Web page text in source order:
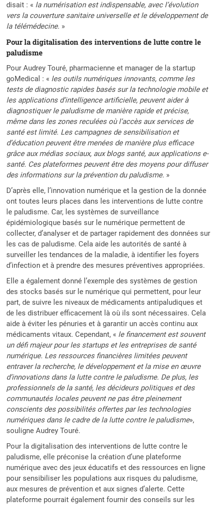
disait : « la numérisation est indispensable, avec l’évolution
vers la couverture sanitaire universelle et le développement de
la télémédecine. »
Pour la digitalisation des interventions de lutte contre le
paludisme
Pour Audrey Touré, pharmacienne et manager de la startup
goMedical : « les outils numériques innovants, comme les
tests de diagnostic rapides basés sur la technologie mobile et
les applications d’intelligence artificielle, peuvent aider à
diagnostiquer le paludisme de manière rapide et précise,
même dans les zones reculées où l’accès aux services de
santé est limité. Les campagnes de sensibilisation et
d’éducation peuvent être menées de manière plus efficace
grâce aux médias sociaux, aux blogs santé, aux applications e-
santé. Ces plateformes peuvent être des moyens pour diffuser
des informations sur la prévention du paludisme. »
D’après elle, l’innovation numérique et la gestion de la donnée
ont toutes leurs places dans les interventions de lutte contre
le paludisme. Car, les systèmes de surveillance
épidémiologique basés sur le numérique permettent de
collecter, d’analyser et de partager rapidement des données sur
les cas de paludisme. Cela aide les autorités de santé à
surveiller les tendances de la maladie, à identifier les foyers
d’infection et à prendre des mesures préventives appropriées.
Elle a également donné l’exemple des systèmes de gestion
des stocks basés sur le numérique qui permettent, pour leur
part, de suivre les niveaux de médicaments antipaludiques et
de les distribuer efficacement là où ils sont nécessaires. Cela
aide à éviter les pénuries et à garantir un accès continu aux
médicaments vitaux. Cependant, « le financement est souvent
un défi majeur pour les startups et les entreprises de santé
numérique. Les ressources financières limitées peuvent
entraver la recherche, le développement et la mise en œuvre
d’innovations dans la lutte contre le paludisme. De plus, les
professionnels de la santé, les décideurs politiques et des
communautés locales peuvent ne pas être pleinement
conscients des possibilités offertes par les technologies
numériques dans le cadre de la lutte contre le paludisme»,
souligne Audrey Touré.
Pour la digitalisation des interventions de lutte contre le
paludisme, elle préconise la création d’une plateforme
numérique avec des jeux éducatifs et des ressources en ligne
pour sensibiliser les populations aux risques du paludisme,
aux mesures de prévention et aux signes d’alerte. Cette
plateforme pourrait également fournir des conseils sur les